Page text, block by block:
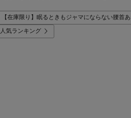
在庫限り】眠るときもジャマにならない腰首
気ランキング